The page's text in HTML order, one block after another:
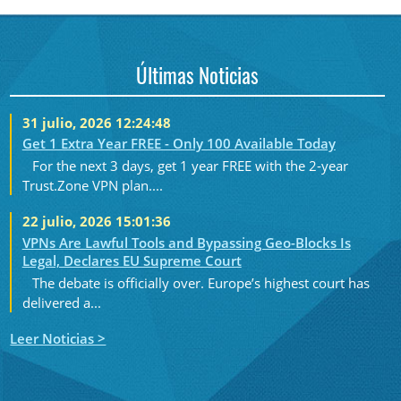
Últimas Noticias
31 julio, 2026 12:24:48
Get 1 Extra Year FREE - Only 100 Available Today
For the next 3 days, get 1 year FREE with the 2-year
Trust.Zone VPN plan....
22 julio, 2026 15:01:36
VPNs Are Lawful Tools and Bypassing Geo-Blocks Is
Legal, Declares EU Supreme Court
The debate is officially over. Europe’s highest court has
delivered a...
Leer Noticias >